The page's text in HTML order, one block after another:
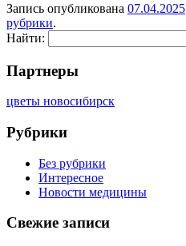
Запись опубликована 07.04.2025
рубрики.
Найти:
Партнеры
цветы новосибирск
Рубрики
Без рубрики
Интересное
Новости медицины
Свежие записи